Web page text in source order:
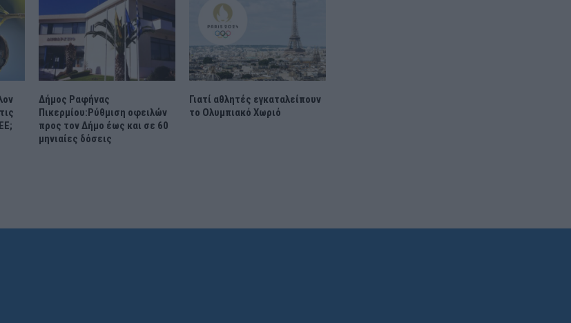
Δήμος Ραφήνας
Πικερμίου:Ρύθμιση οφειλών
προς τον Δήμο έως και σε 60
μηνιαίες δόσεις
Γιατί αθλητές εγκαταλείπουν
το Ολυμπιακό Χωριό